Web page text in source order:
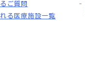
ご質問
れる医療施設一覧